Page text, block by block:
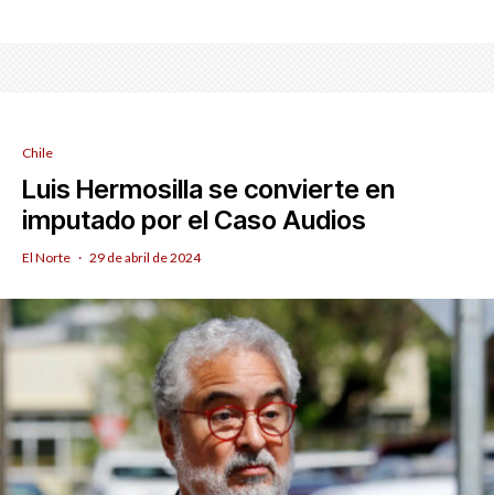
Chile
Luis Hermosilla se convierte en
imputado por el Caso Audios
El Norte · 29 de abril de 2024